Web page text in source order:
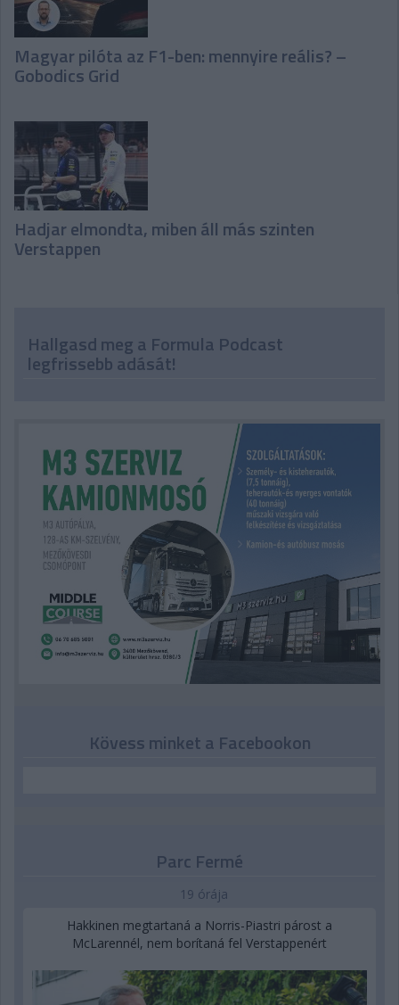
Magyar pilóta az F1-ben: mennyire reális? –
Gobodics Grid
Hadjar elmondta, miben áll más szinten
Verstappen
Hallgasd meg a Formula Podcast
legfrissebb adását!
Kövess minket a Facebookon
Parc Fermé
19 órája
Hakkinen megtartaná a Norris-Piastri párost a
McLarennél, nem borítaná fel Verstappenért